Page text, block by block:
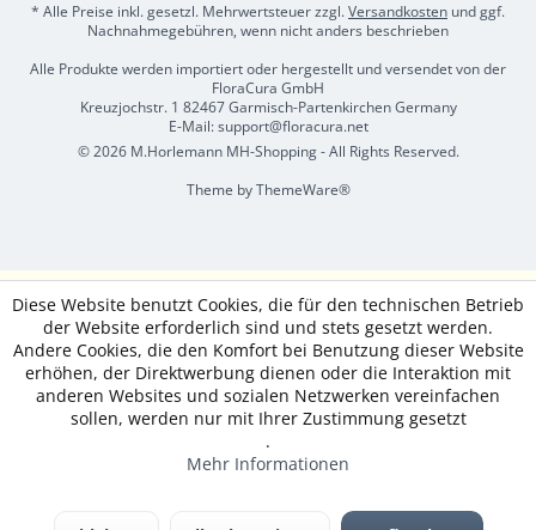
* Alle Preise inkl. gesetzl. Mehrwertsteuer zzgl.Versandkosten und ggf.
Nachnahmegebühren, wenn nicht anders beschrieben
Alle Produkte werden importiert oder hergestellt und versendet von der
FloraCura GmbH
Kreuzjochstr. 1 82467 Garmisch-Partenkirchen Germany
E-Mail: support@floracura.net
© 2026 M.Horlemann MH-Shopping - All Rights Reserved.
Theme byThemeWare®
Diese Website benutzt Cookies, die für den technischen Betrieb
der Website erforderlich sind und stets gesetzt werden.
Andere Cookies, die den Komfort bei Benutzung dieser Website
erhöhen, der Direktwerbung dienen oder die Interaktion mit
anderen Websites und sozialen Netzwerken vereinfachen
sollen, werden nur mit Ihrer Zustimmung gesetzt
.
Mehr Informationen